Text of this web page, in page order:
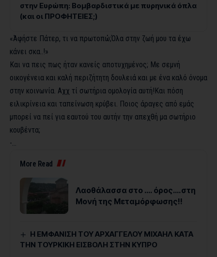
στην Ευρώπη: Βομβαρδιστικά με πυρηνικά όπλα
(και οι ΠΡΟΦΗΤΕΙΕΣ;)
«Άφήστε Πάτερ, τι να πρωτοπώ;Όλα στην ζωή μου τα έχω
κάνει σκα..!»
Και να πεις πως ήταν κανείς αποτυχημένος; Με σεμνή
οικογένεια και καλή περιζήτητη δουλειά και με ένα καλό όνομα
στην κοινωνία. Αχχ τί σωτήρια ομολογία αυτή!Και πόση
ειλικρίνεια και ταπείνωση κρύβει. Ποιος άραγες από εμάς
μπορεί να πεί για εαυτού του αυτήν την απεχθή μα σωτήριο
κουβέντα;
-…
More Read
Λαοθάλασσα στο …. όρος….στη
Μονή της Μεταμόρφωσης!!
Η ΕΜΦΑΝΙΣΗ ΤΟΥ ΑΡΧΑΓΓΕΛΟΥ ΜΙΧΑΗΛ ΚΑΤΑ
ΤΗΝ ΤΟΥΡΚΙΚΗ ΕΙΣΒΟΛΗ ΣΤΗΝ ΚΥΠΡΟ